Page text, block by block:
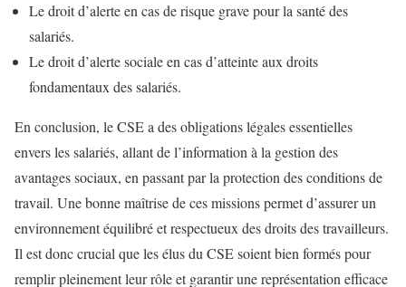
Le droit d’alerte en cas de risque grave pour la santé des
salariés.
Le droit d’alerte sociale en cas d’atteinte aux droits
fondamentaux des salariés.
En conclusion, le CSE a des obligations légales essentielles
envers les salariés, allant de l’information à la gestion des
avantages sociaux, en passant par la protection des conditions de
travail. Une bonne maîtrise de ces missions permet d’assurer un
environnement équilibré et respectueux des droits des travailleurs.
Il est donc crucial que les élus du CSE soient bien formés pour
remplir pleinement leur rôle et garantir une représentation efficace